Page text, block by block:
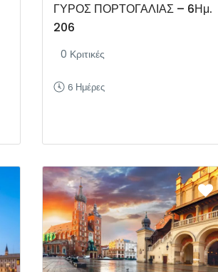
ΓΥΡΟΣ ΠΟΡΤΟΓΑΛΙΑΣ – 6Ημ.
206
0 Κριτικές
6 Ημέρες